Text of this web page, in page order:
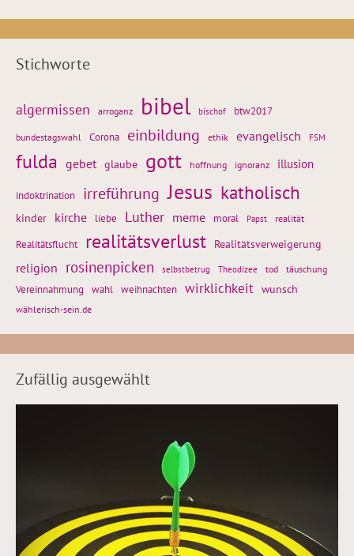
Stichworte
algermissen arroganz bibel bischof btw2017
bundestagswahl Corona einbildung ethik evangelisch FSM
fulda gebet glaube gott hoffnung ignoranz illusion
indoktrination irreführung Jesus katholisch
kinder kirche liebe Luther meme moral Papst realität
Realitätsflucht realitätsverlust Realitätsverweigerung
religion rosinenpicken selbstbetrug Theodizee tod täuschung
Vereinnahmung wahl weihnachten wirklichkeit wunsch
wählerisch-sein.de
Zufällig ausgewählt